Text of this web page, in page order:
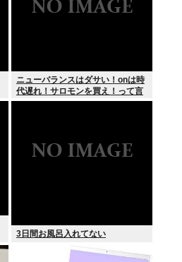
ニューバランスはダサい！onは時
代遅れ！サロモンを買え！って言
われたから買ったんやが
3日間お風呂入れてない